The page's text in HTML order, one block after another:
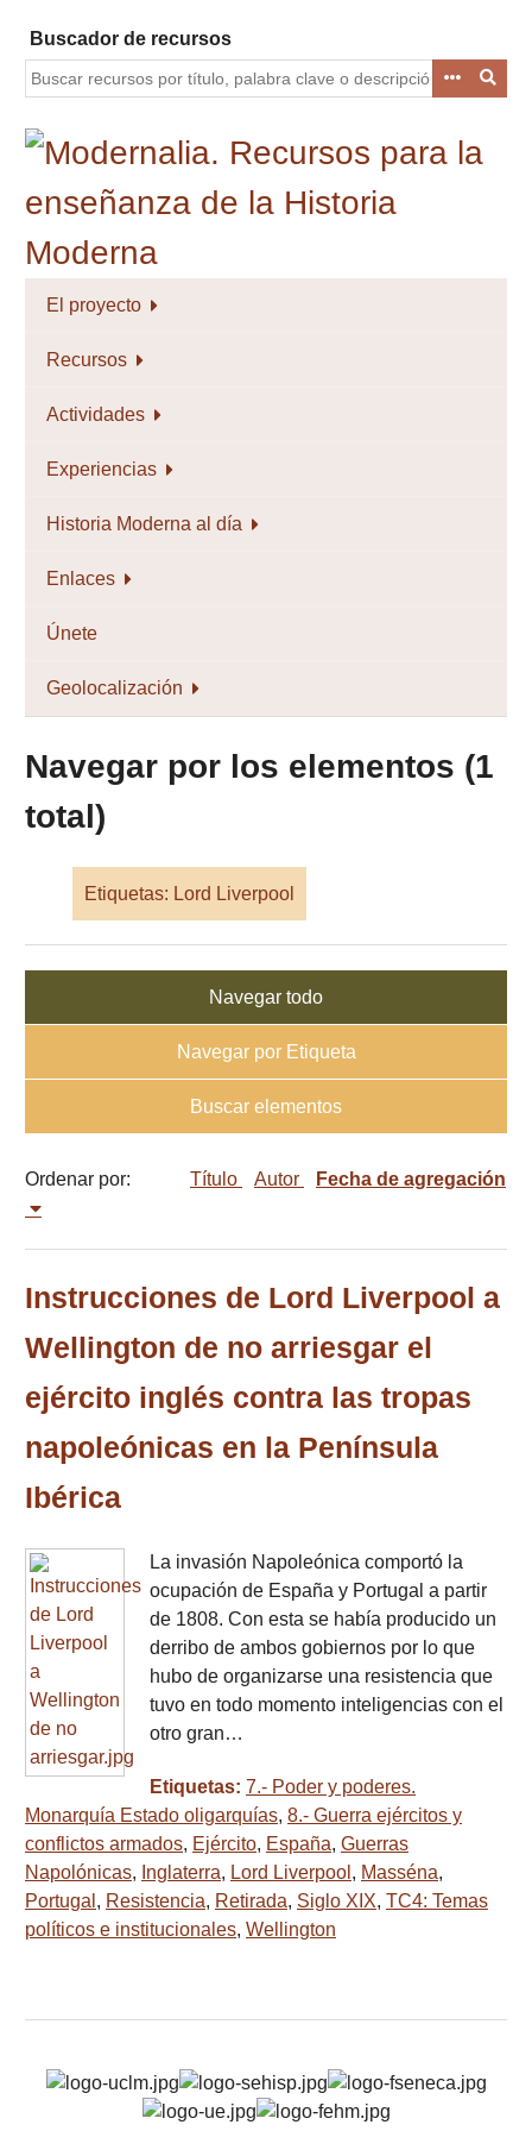
contenido
principal
Buscador de recursos
El proyecto
Recursos
Actividades
Experiencias
Historia Moderna al día
Enlaces
Únete
Geolocalización
Navegar por los elementos (1
total)
Etiquetas: Lord Liverpool
Navegar todo
Navegar por Etiqueta
Buscar elementos
Ordenar por: Título Autor Fecha de agregación
Instrucciones de Lord Liverpool a
Wellington de no arriesgar el
ejército inglés contra las tropas
napoleónicas en la Península
Ibérica
La invasión Napoleónica comportó la
ocupación de España y Portugal a partir
de 1808. Con esta se había producido un
derribo de ambos gobiernos por lo que
hubo de organizarse una resistencia que
tuvo en todo momento inteligencias con el
otro gran…
Etiquetas: 7.- Poder y poderes.
Monarquía Estado oligarquías, 8.- Guerra ejércitos y
conflictos armados, Ejército, España, Guerras
Napolónicas, Inglaterra, Lord Liverpool , Masséna,
Portugal , Resistencia, Retirada, Siglo XIX, TC4: Temas
políticos e institucionales, Wellington